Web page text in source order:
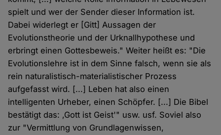
spielt und wer der Sender dieser Information ist.
Dabei widerlegt er [Gitt] Aussagen der
Evolutionstheorie und der Urknallhypothese und
erbringt einen Gottesbeweis." Weiter heißt es: "Die
Evolutionslehre ist in dem Sinne falsch, wenn sie als
rein naturalistisch-materialistischer Prozess
aufgefasst wird. [...] Leben hat also einen
intelligenten Urheber, einen Schöpfer. [...] Die Bibel
bestätigt das: ‚Gott ist Geist'" usw. usf. Soviel also
zur "Vermittlung von Grundlagenwissen,